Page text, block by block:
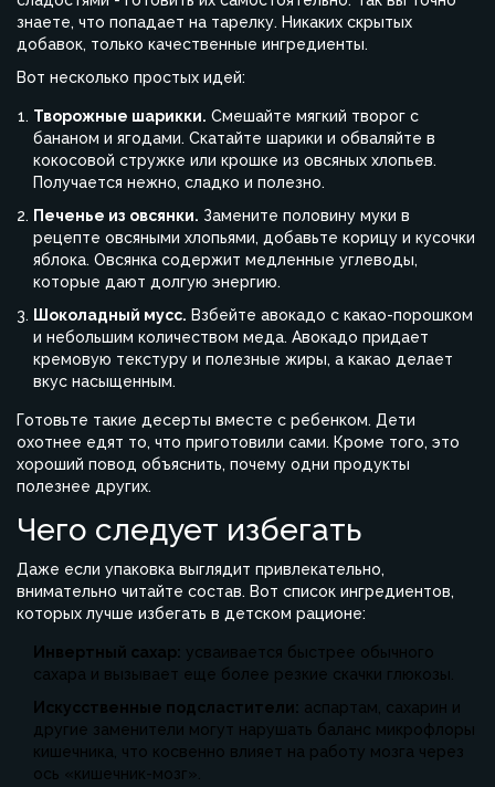
знаете, что попадает на тарелку. Никаких скрытых
добавок, только качественные ингредиенты.
Вот несколько простых идей:
Творожные шарикки. Смешайте мягкий творог с
бананом и ягодами. Скатайте шарики и обваляйте в
кокосовой стружке или крошке из овсяных хлопьев.
Получается нежно, сладко и полезно.
Печенье из овсянки. Замените половину муки в
рецепте овсяными хлопьями, добавьте корицу и кусочки
яблока. Овсянка содержит медленные углеводы,
которые дают долгую энергию.
Шоколадный мусс. Взбейте авокадо с какао-порошком
и небольшим количеством меда. Авокадо придает
кремовую текстуру и полезные жиры, а какао делает
вкус насыщенным.
Готовьте такие десерты вместе с ребенком. Дети
охотнее едят то, что приготовили сами. Кроме того, это
хороший повод объяснить, почему одни продукты
полезнее других.
Чего следует избегать
Даже если упаковка выглядит привлекательно,
внимательно читайте состав. Вот список ингредиентов,
которых лучше избегать в детском рационе:
Инвертный сахар: усваивается быстрее обычного
сахара и вызывает еще более резкие скачки глюкозы.
Искусственные подсластители: аспартам, сахарин и
другие заменители могут нарушать баланс микрофлоры
кишечника, что косвенно влияет на работу мозга через
ось «кишечник-мозг».